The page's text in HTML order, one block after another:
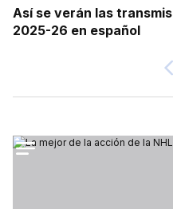
Así se verán las
2025-26 en español
Previa